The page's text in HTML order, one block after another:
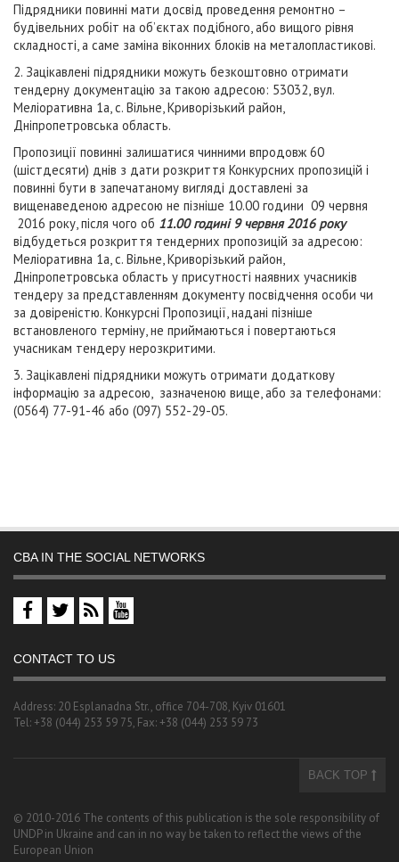
Підрядники повинні мати досвід проведення ремонтно –
будівельних робіт на об’єктах подібного, або вищого рівня
складності, а саме заміна віконних блоків на металопластикові.
2. Зацікавлені підрядники можуть безкоштовно отримати
тендерну документацію за такою адресою: 53032, вул.
Меліоративна 1а, с. Вільне, Криворізький район,
Дніпропетровська область.
Пропозиції повинні залишатися чинними впродовж 60
(шістдесяти) днів з дати розкриття Конкурсних пропозицій і
повинні бути в запечатаному вигляді доставлені за
вищенаведеною адресою не пізніше 10.00 години 09 червня
2016 року, після чого об 11.00 годині 9 червня 2016 року
відбудеться розкриття тендерних пропозицій за адресою:
Меліоративна 1а, с. Вільне, Криворізький район,
Дніпропетровська область у присутності наявних учасників
тендеру за представленням документу посвідчення особи чи
за довіреністю. Конкурсні Пропозиції, надані пізніше
встановленого терміну, не приймаються і повертаються
учасникам тендеру нерозкритими.
3. Зацікавлені підрядники можуть отримати додаткову
інформацію за адресою, зазначеною вище, або за телефонами:
(0564) 77-91-46 або (097) 552-29-05.
CBA IN THE SOCIAL NETWORKS
CONTACT TO US
Address: 20 Esplanadna Str., office 704-708, Kyiv 01601
Tel: +38 (044) 253 59 75, Fax: +38 (044) 253 59 73
BACK TOP
© 2010-2016 The contents of this publication is the sole responsibility of
UNDP in Ukraine and can in no way be taken to reflect the views of the
European Union